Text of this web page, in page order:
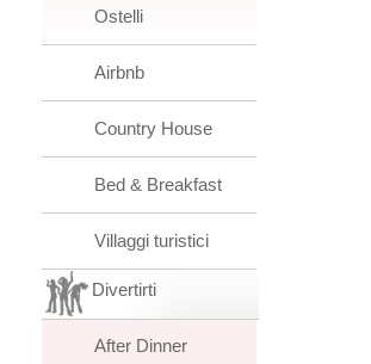
Ostelli
Airbnb
Country House
Bed & Breakfast
Villaggi turistici
Divertirti
After Dinner